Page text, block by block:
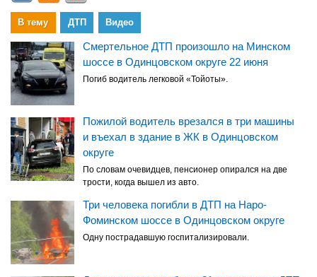
В тему ДТП Видео
Смертельное ДТП произошло на Минском
шоссе в Одинцовском округе 22 июня
Погиб водитель легковой «Тойоты».
Пожилой водитель врезался в три машины
и въехал в здание в ЖК в Одинцовском
округе
По словам очевидцев, пенсионер опирался на две
трости, когда вышел из авто.
Три человека погибли в ДТП на Наро-
Фоминском шоссе в Одинцовском округе
Одну пострадавшую госпитализировали.